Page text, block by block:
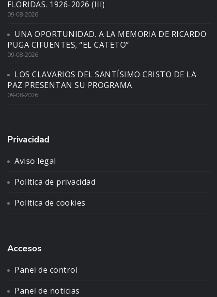
FLORIDAS. 1926-2026 (III)
09-08-2026
UNA OPORTUNIDAD. A LA MEMORIA DE RICARDO
PUGA CIFUENTES, “EL CATETO”
09-08-2026
LOS CLAVARIOS DEL SANTÍSIMO CRISTO DE LA
PAZ PRESENTAN SU PROGRAMA
09-08-2026
Privacidad
Aviso legal
Política de privacidad
Política de cookies
Accesos
Panel de control
Panel de noticias